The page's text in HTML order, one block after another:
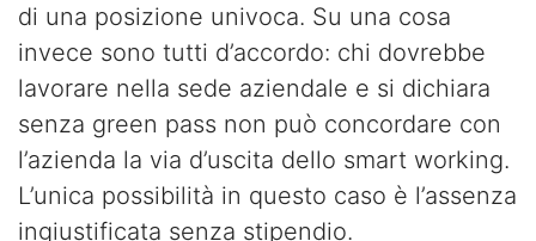
di una posizione univoca. Su una cosa
invece sono tutti d’accordo: chi dovrebbe
lavorare nella sede aziendale e si dichiara
senza green pass non può concordare con
l’azienda la via d’uscita dello smart working.
L’unica possibilità in questo caso è l’assenza
ingiustificata senza stipendio.